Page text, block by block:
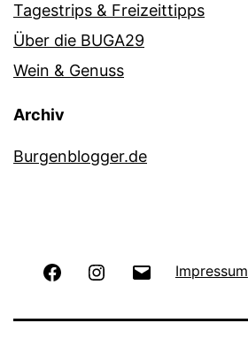
Tagestrips & Freizeittipps
Über die BUGA29
Wein & Genuss
Archiv
Burgenblogger.de
FacebookInstagram Impressum